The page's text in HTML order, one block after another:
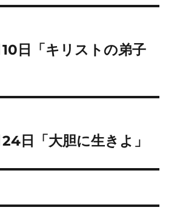
日「キリストの弟子
日「大胆に生きよ」